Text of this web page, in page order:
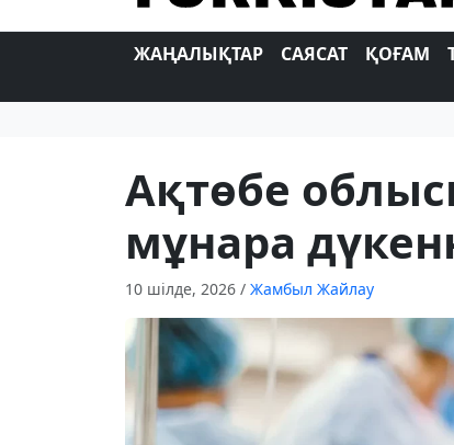
ЖАҢАЛЫҚТАР САЯСАТ ҚОҒАМ
Ақтөбе
мұнара
10 шілде, 2026 / Жамбыл Жайлау